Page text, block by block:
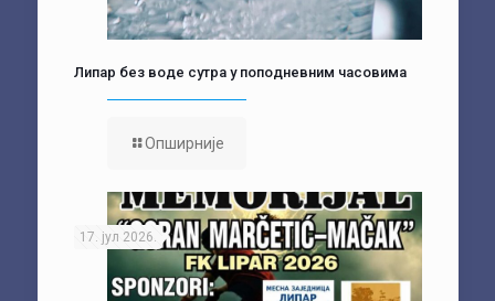
Липар без воде сутра у поподневним часовима
Опширније
17. јул 2026.